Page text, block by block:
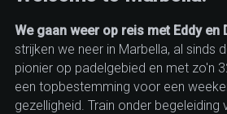
We gaan weer op reis met Eddy en
strijken we neer in Marbella, al sinds
pionier op padelgebied en met zo'n
een topbestemming voor een
gezelligheid. Train onder begeleiding